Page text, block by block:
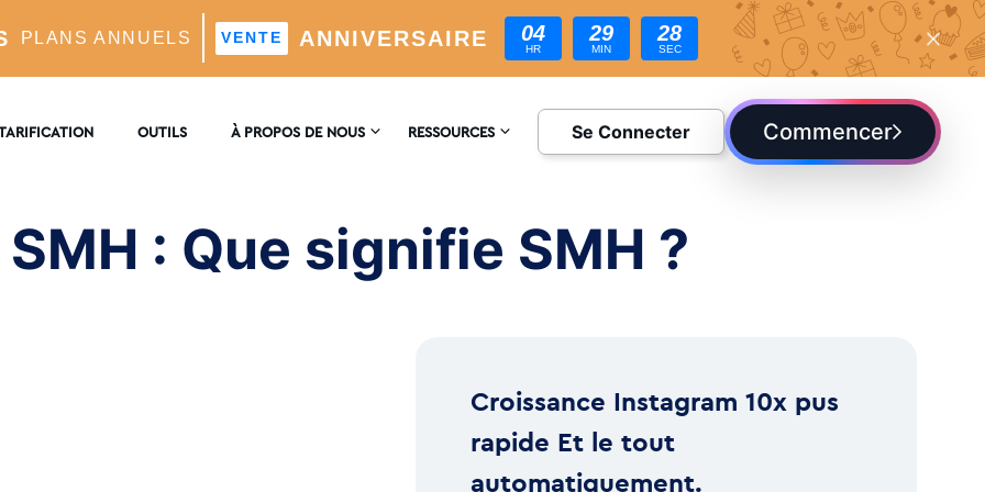
PLANS ANNUELS ANNIVERSAIRE
VENTE 04
HR
29
MIN
27
SEC
Par L'IA
OUTILS À PROPOS DE NOUS RESSOURCES Se Connecter Commencer
: Que signifie SMH ?
Croissance Instagram 10x pus
rapide Et le tout
automatiquement.